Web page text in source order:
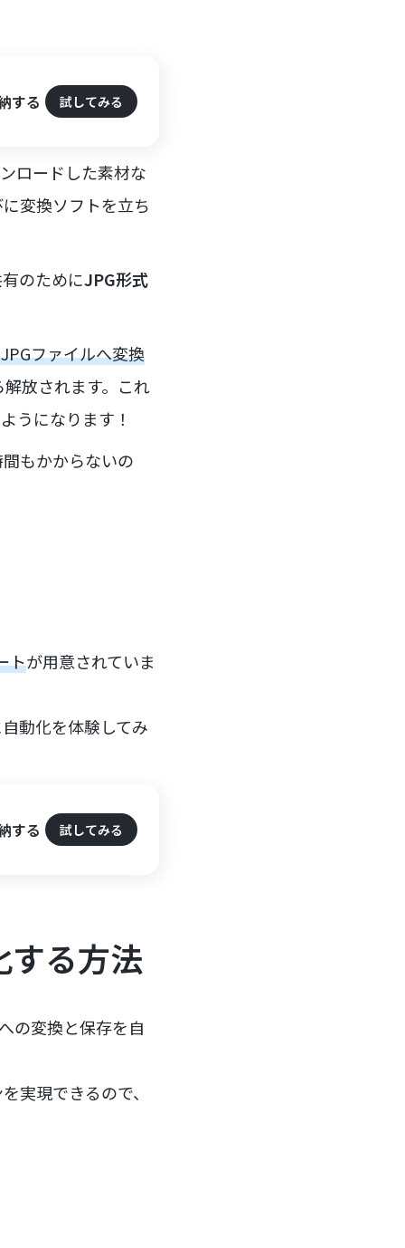
する 試してみる
ロードした素材な
変換ソフトを立ち
のためにJPG形式
ファイルへ変換
放されます。これ
うになります！
もかからないの
トが用意されていま
動化を体験してみ
する 試してみる
する方法
の変換と保存を自
実現できるので、